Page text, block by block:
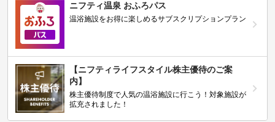
ニフティ温泉 おふろパス
温浴施設をお得に楽しめるサブスクリプションプラン
【ニフティライフスタイル株主優待のご案
内】
株主優待制度で人気の温浴施設に行こう！対象施設が
拡充されました！